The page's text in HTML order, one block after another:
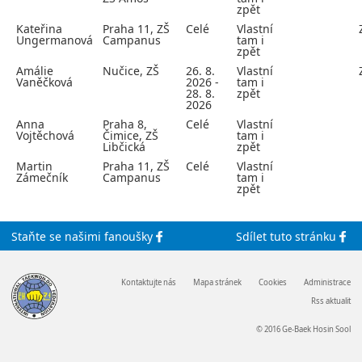
zpět
Kateřina
Ungermanová
Praha 11, ZŠ
Campanus
Celé Vlastní
tam i
zpět
Amálie
Vaněčková
Nučice, ZŠ 26. 8.
2026 -
28. 8.
2026
Vlastní
tam i
zpět
Anna
Vojtěchová
Praha 8,
Čimice, ZŠ
Libčická
Celé Vlastní
tam i
zpět
Martin
Zámečník
Praha 11, ZŠ
Campanus
Celé Vlastní
tam i
zpět
Staňte se našimi fanoušky Sdílet tuto stránku
Kontaktujte nás Mapa stránek Cookies
Administrace
Rss aktualit
© 2016 Ge-Baek Hosin Sool